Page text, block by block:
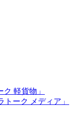
軽貨物」
トーク メディア」